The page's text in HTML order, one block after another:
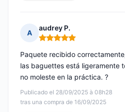
A
audrey P.
Nota: 5 de 5
Publicado el 28/09/2025 à 08h28
tras una compra de 16/09/2025
Paquete recibido
las baguettes está ligeramente
no moleste en la práctica. ?